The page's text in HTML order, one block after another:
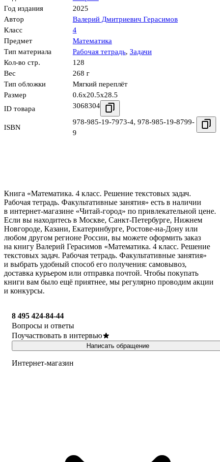
Год издания
2025
Автор
Валерий Дмитриевич Герасимов
Класс
4
Предмет
Математика
Тип материала
Рабочая тетрадь, Задачи
Кол-во стр.
128
Вес
268 г
Тип обложки
Мягкий переплёт
Размер
0.6x20.5x28.5
ID товара
3068304
ISBN
978-985-19-7973-4, 978-985-19-8799-
9
Книга «Математика. 4 класс. Решение текстовых задач.
Рабочая тетрадь. Факультативные занятия» есть в наличии
в интернет-магазине «Читай-город» по привлекательной цене.
Если вы находитесь в Москве, Санкт-Петербурге, Нижнем
Новгороде, Казани, Екатеринбурге, Ростове-на-Дону или
любом другом регионе России, вы можете оформить заказ
на книгу Валерий Герасимов «Математика. 4 класс. Решение
текстовых задач. Рабочая тетрадь. Факультативные занятия»
и выбрать удобный способ его получения: самовывоз,
доставка курьером или отправка почтой. Чтобы покупать
книги вам было ещё приятнее, мы регулярно проводим акции
и конкурсы.
8 495 424-84-44
Вопросы и ответы
Поучаствовать в интервью
Написать обращение
Интернет-магазин